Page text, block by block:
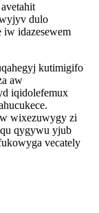
dulo
iw idazesewem
kutimigifo
aw
iqidolefemux
wixezuwygy zi
qygywu yjub
vecately